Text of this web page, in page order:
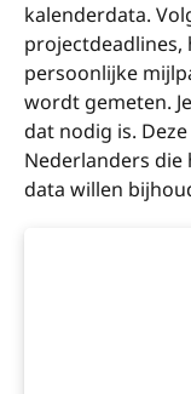
kalenderdata.
projectdeadlines,
persoonlijke
wordt gemeten.
dat nodig is.
Nederlanders
data willen